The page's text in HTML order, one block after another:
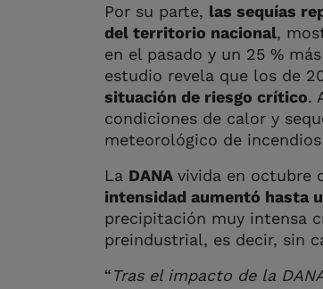
Por su parte, las sequías
del territorio nacional,
en el pasado y un 25 %
estudio revela que los de
situación de riesgo crítico.
condiciones de calor y
meteorológico de
La DANA vivida en octubre
intensidad aumentó hasta
precipitación muy intensa
preindustrial, es decir, sin
“Tras el impacto de la